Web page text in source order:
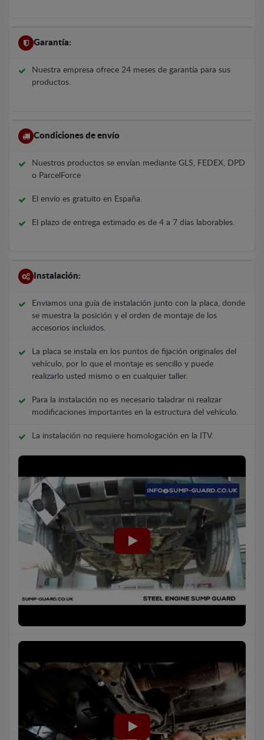
Garantía:
Nuestra empresa ofrece 24 meses de garantía para sus
productos.
Condiciones de envío
Nuestros productos se envían mediante GLS, FEDEX, DPD
o ParcelForce
El envío es gratuito en España.
El plazo de entrega estimado es de 4 a 7 días laborables.
Instalación:
Enviamos una guía de instalación junto con la placa, donde
se muestra la posición y el orden de montaje de los
accesorios incluidos.
La placa se instala en los puntos de fijación originales del
vehículo, por lo que el montaje es sencillo y puede
realizarlo usted mismo o en cualquier taller.
Para la instalación no es necesario taladrar ni realizar
modificaciones importantes en la estructura del vehículo.
La instalación no requiere homologación en la ITV.